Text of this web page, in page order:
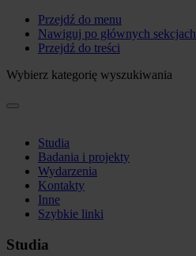
Przejdź do menu
Nawiguj po głównych sekcjach
Przejdź do treści
Wybierz kategorię wyszukiwania
Studia
Badania i projekty
Wydarzenia
Kontakty
Inne
Szybkie linki
Studia